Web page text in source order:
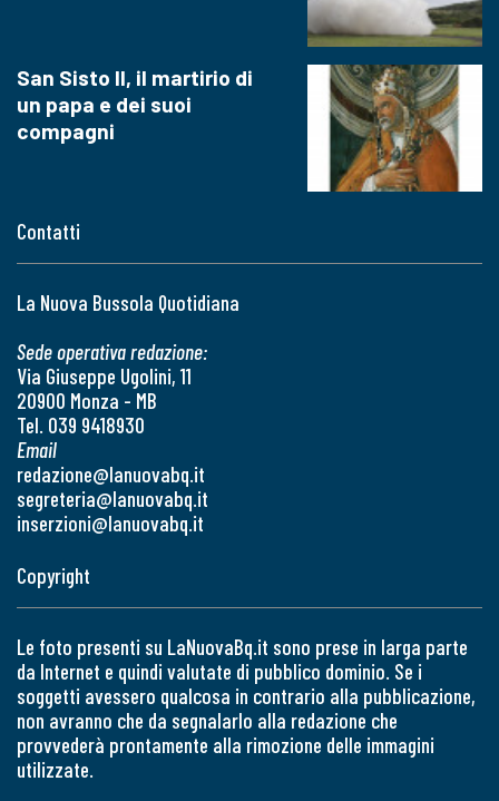
Contatti
La Nuova Bussola Quotidiana
Sede operativa redazione:
Via Giuseppe Ugolini, 11
20900 Monza - MB
Tel. 039 9418930
Email
redazione@lanuovabq.it
segreteria@lanuovabq.it
inserzioni@lanuovabq.it
San Sisto II, il martirio di
un papa e dei suoi
compagni
Copyright
Le foto presenti su LaNuovaBq.it sono prese in larga parte
da Internet e quindi valutate di pubblico dominio. Se i
soggetti avessero qualcosa in contrario alla pubblicazione,
non avranno che da segnalarlo alla redazione che
provvederà prontamente alla rimozione delle immagini
utilizzate.